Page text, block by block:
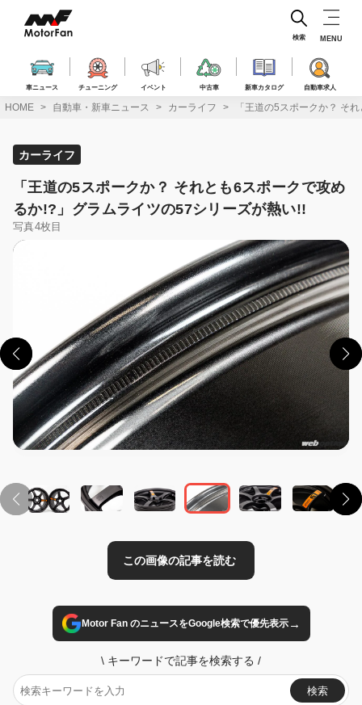
ス
車ニュース チューニング イベント 中古車 新車カタログ 自動車求人
検索 MENU
HOME 自動車・新車ニュース カーライフ 「王道の5スポークか？ そ
カーライフ
「王道の5スポークか？ それとも6スポークで攻め
るか!?」グラムライツの57シリーズが熱い!!
写真4枚目
Motor Fan のニュースをGoogle検索で優先表示→
\ キーワードで記事を検索する /
検索